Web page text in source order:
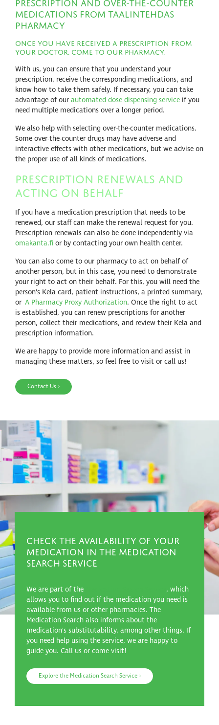
Prescription and Over-the-Counter
Medications from Taalintehdas
Pharmacy
Once you have received a prescription from
your doctor, come to our pharmacy.
With us, you can ensure that you understand your
prescription, receive the corresponding medications, and
know how to take them safely. If necessary, you can take
advantage of our automated dose dispensing service if you
need multiple medications over a longer period.
We also help with selecting over-the-counter medications.
Some over-the-counter drugs may have adverse and
interactive effects with other medications, but we advise on
the proper use of all kinds of medications.
Prescription Renewals and
Acting on Behalf
If you have a medication prescription that needs to be
renewed, our staff can make the renewal request for you.
Prescription renewals can also be done independently via
omakanta.fi or by contacting your own health center.
You can also come to our pharmacy to act on behalf of
another person, but in this case, you need to demonstrate
your right to act on their behalf. For this, you will need the
person's Kela card, patient instructions, a printed summary,
or ​​​​​ A Pharmacy Proxy Authorization. Once the right to act
is established, you can renew prescriptions for another
person, collect their medications, and review their Kela and
prescription information.
We are happy to provide more information and assist in
managing these matters, so feel free to visit or call us!
Contact Us ›
Check the Availability of Your
Medication in the Medication
Search Service
We are part of the
, which
allows you to find out if the medication you need is
available from us or other pharmacies. The
Medication Search also informs about the
medication's substitutability, among other things. If
you need help using the service, we are happy to
guide you. Call us or come visit!
Explore the Medication Search Service ›